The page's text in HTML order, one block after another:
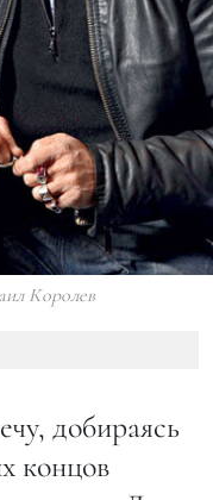
Королев
добираясь
концов